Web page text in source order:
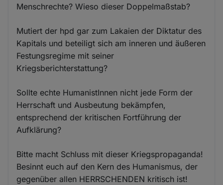
Menschrechte? Wieso dieser Doppelmaßstab?
Mutiert der hpd gar zum Lakaien der Diktatur des
Kapitals und beteiligt sich am inneren und äußeren
Festungsregime mit seiner
Kriegsberichterstattung?
Sollte echte HumanistInnen nicht jede Form der
Herrschaft und Ausbeutung bekämpfen,
entsprechend der kritischen Fortführung der
Aufklärung?
Bitte macht Schluss mit dieser Kriegspropaganda!
Besinnt euch auf den Kern des Humanismus, der
gegenüber allen HERRSCHENDEN kritisch ist!